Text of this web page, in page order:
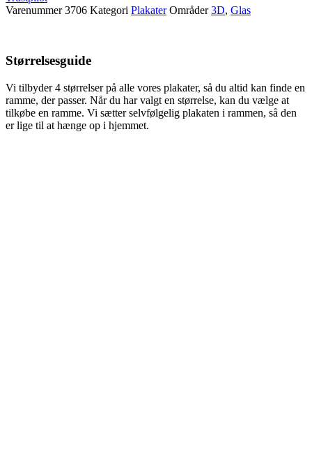
Varenummer3706 Kategori Plakater Områder 3D, Glas
Størrelsesguide
Vi tilbyder 4 størrelser på alle vores plakater, så du altid kan finde en
ramme, der passer. Når du har valgt en størrelse, kan du vælge at
tilkøbe en ramme. Vi sætter selvfølgelig plakaten i rammen, så den
er lige til at hænge op i hjemmet.